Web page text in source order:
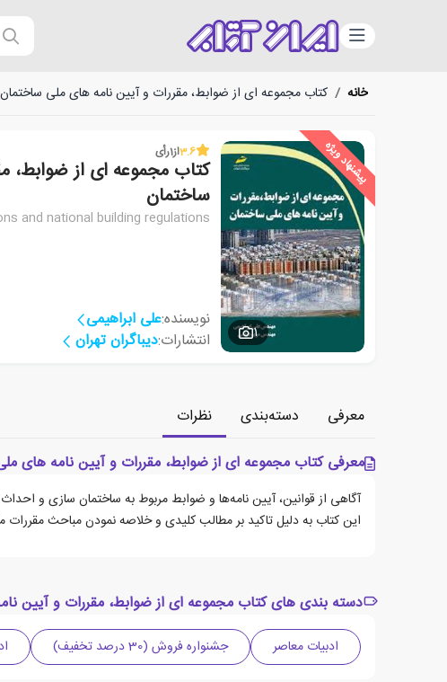
دسته‌بندی
خانه / کتاب مجموعه ای از ضوابط، مقررات و آیین نامه های ملی ساختمان
پیشنهاد ویژه
1
3.6از1رأی
کتاب مجموعه ای از ضوابط،
ساختمان
and national building regulations
نویسنده:علی ابراهیمی
انتشارات:دیباگران تهران
معرفی دسته‌بندی
نظرات
معرفی کتاب مجموعه ای از ضوابط، مقررات و آیین نامه های
آگاهی از قوانین، آیین نامه‌ها و ضوابط مربوط به ساختمان سازی و
این کتاب به دلیل تاکید بر مطالب کلیدی و خلاصه نمودن مباحث مقررات
دسته بندی های کتاب مجموعه ای از ضوابط، مقررات و آیین
ادبیات معاصر جشنواره فروش (30 درصد تخفیف)